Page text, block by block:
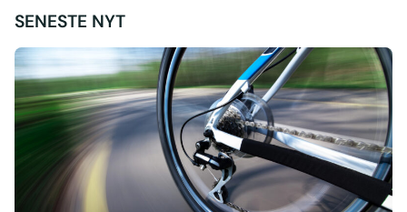
SENESTE NYT